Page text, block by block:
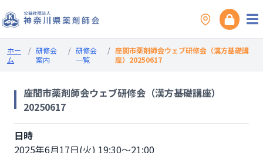
ホー
ム
/ 研修会
案内
/ 研修会
一覧
/ 座間市薬剤師会ウェブ研修会（漢方基礎講
座）20250617
座間市薬剤師会ウェブ研修会（漢方基礎講座）
20250617
日時
2025年6月17日(火) 19:30～21:00